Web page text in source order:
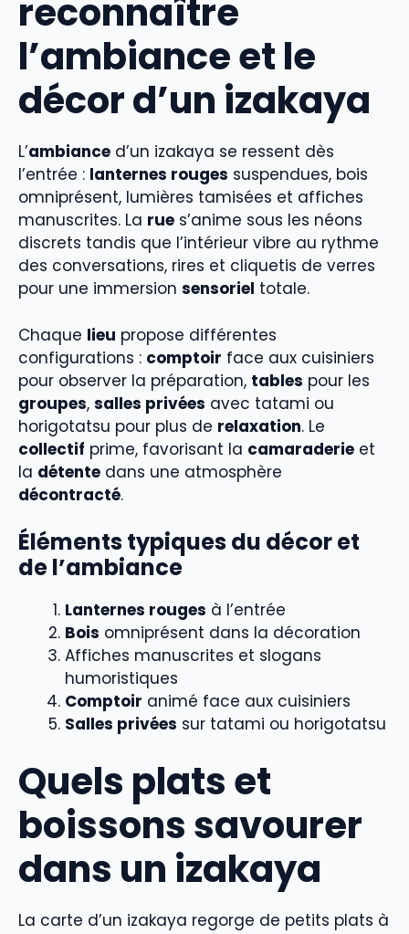
reconnaître
l’ambiance et le
décor d’un izakaya
L’ambiance d’un izakaya se ressent dès
l’entrée : lanternes rouges suspendues, bois
omniprésent, lumières tamisées et affiches
manuscrites. La rue s’anime sous les néons
discrets tandis que l’intérieur vibre au rythme
des conversations, rires et cliquetis de verres
pour une immersion sensoriel totale.
Chaque lieu propose différentes
configurations : comptoir face aux cuisiniers
pour observer la préparation, tables pour les
groupes, salles privées avec tatami ou
horigotatsu pour plus de relaxation. Le
collectif prime, favorisant la camaraderie et
la détente dans une atmosphère
décontracté.
Éléments typiques du décor et
de l’ambiance
Lanternes rouges à l’entrée
Bois omniprésent dans la décoration
Affiches manuscrites et slogans
humoristiques
Comptoir animé face aux cuisiniers
Salles privées sur tatami ou horigotatsu
Quels plats et
boissons savourer
dans un izakaya
La carte d’un izakaya regorge de petits plats à